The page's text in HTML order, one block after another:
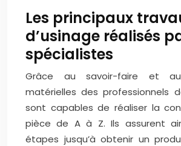
Les principaux
d’usinage réalisés
spécialistes
Grâce au savoir-faire et
matérielles des professionnels
sont capables de réaliser la
pièce de A à Z. Ils assurent
étapes jusqu’à obtenir un